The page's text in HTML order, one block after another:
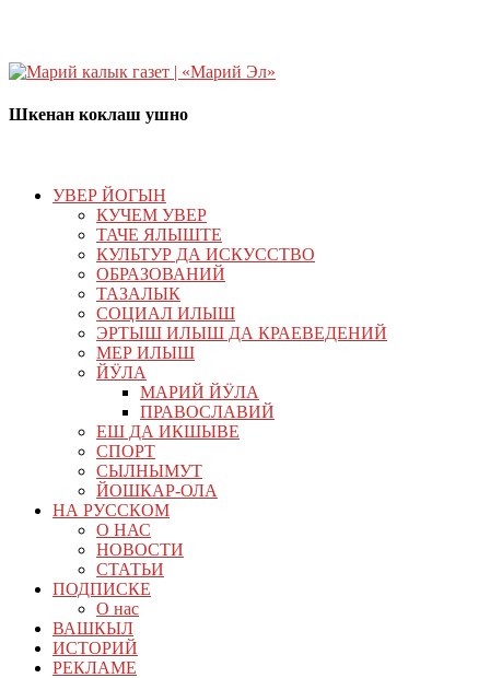
Шкенан коклаш ушно
УВЕР ЙОГЫН
КУЧЕМ УВЕР
ТАЧЕ ЯЛЫШТЕ
КУЛЬТУР ДА ИСКУССТВО
ОБРАЗОВАНИЙ
ТАЗАЛЫК
СОЦИАЛ ИЛЫШ
ЭРТЫШ ИЛЫШ ДА КРАЕВЕДЕНИЙ
МЕР ИЛЫШ
ЙӰЛА
МАРИЙ ЙӰЛА
ПРАВОСЛАВИЙ
ЕШ ДА ИКШЫВЕ
СПОРТ
СЫЛНЫМУТ
ЙОШКАР-ОЛА
НА РУССКОМ
О НАС
НОВОСТИ
СТАТЬИ
ПОДПИСКЕ
О нас
ВАШКЫЛ
ИСТОРИЙ
РЕКЛАМЕ